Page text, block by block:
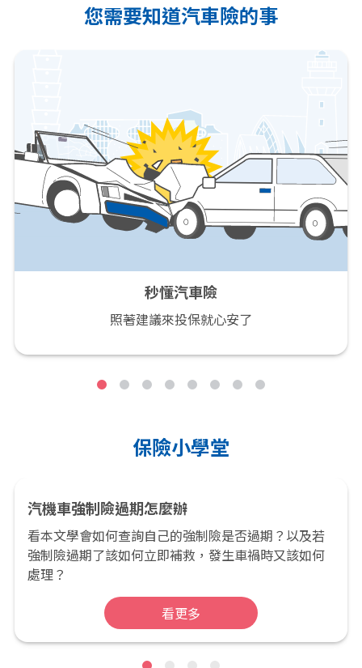
您需要知道汽車險的事
秒懂汽車險
照著建議來投保就心安了
保險小學堂
汽機車強制險過期怎麼辦
看本文學會如何查詢自己的強制險是否過期？以及若
強制險過期了該如何立即補救，發生車禍時又該如何
處理？
看更多